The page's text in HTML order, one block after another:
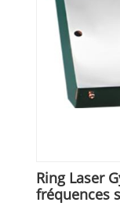
Ring Laser
fréquences